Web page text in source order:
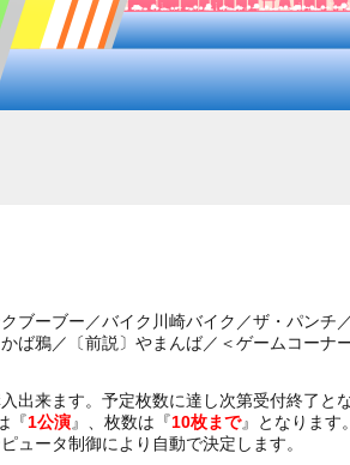
ブーブー／バイク川崎バイク／ザ・パン
ば鴉／〔前説〕やまんば／＜ゲームコーナ
出来ます。予定枚数に達し次第受付終了とな
『1公演』、枚数は『10枚まで』となります
ュータ制御により自動で決定します。